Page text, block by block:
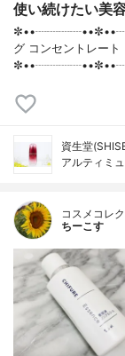
使い続けたい美
グ コンセントレー
資生堂
アルティミ
コスメコレ
ちーこす